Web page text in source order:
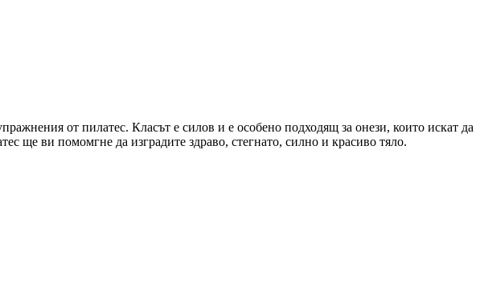
от пилатес. Класът е силов и е особено подходящ за онези, които искат да
ще ви помомгне да изградите здраво, стегнато, силно и красиво тяло.